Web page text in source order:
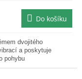
Do košíku
dvojitého
a poskytuje
pohybu